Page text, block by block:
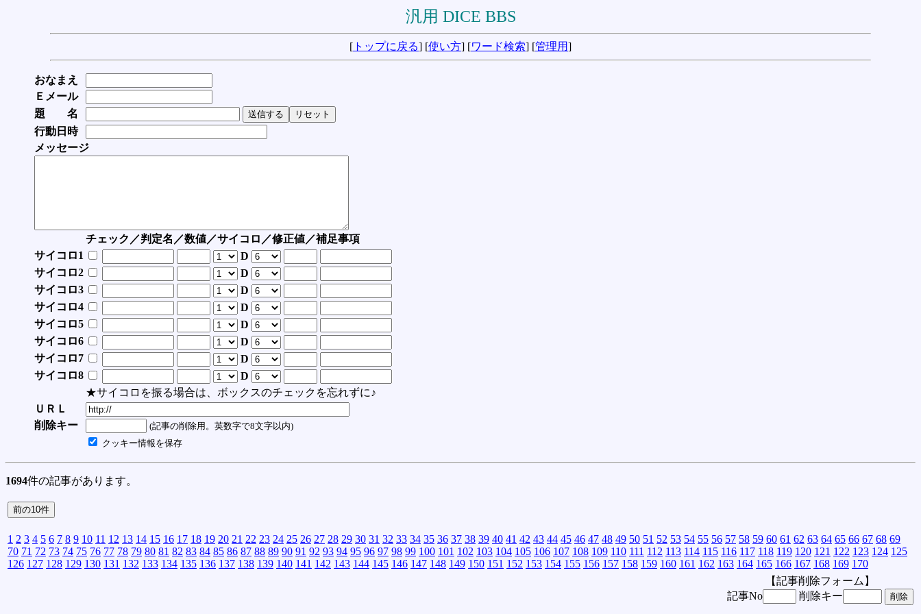
汎用 DICE BBS
[ トップに戻る] [使い方] [ワード検索] [管理用]
おなまえ
Ｅメール
題 名
行動日時
メッセージ
チェック／判定名／数値／サイコロ／修正値／補足事項
サイコロ1
D
サイコロ2
D
サイコロ3
D
サイコロ4
D
サイコロ5
D
サイコロ6
D
サイコロ7
D
サイコロ8
D
★サイコロを振る場合は、ボックスのチェックを忘れずに♪
ＵＲＬ
削除キー
(記事の削除用。英数字で8文字以内)
クッキー情報を保存
1694件の記事があります。
1 2 3 4 5 6 7 8 9 10 11 12 13 14 15 16 17 18 19 20 21 22 23 24 25 26 27 28 29 30 31 32 33 34 35 36 37 38 39 40 41 42 43 44 45 46 47 48 49 50 51 52 53 54 55 56 57 58 59 60 61 62 63 64 65 66 67 68 69
70 71 72 73 74 75 76 77 78 79 80 81 82 83 84 85 86 87 88 89 90 91 92 93 94 95 96 97 98 99 100 101 102 103 104 105 106 107 108 109 110 111 112 113 114 115 116 117 118 119 120 121 122 123 124 125
126 127 128 129 130 131 132 133 134 135 136 137 138 139 140 141 142 143 144 145 146 147 148 149 150 151 152 153 154 155 156 157 158 159 160 161 162 163 164 165 166 167 168 169 170
【記事削除フォーム】
記事No
削除キー